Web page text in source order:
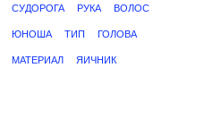
СУДОРОГА РУКА ВОЛОС
ЮНОША ТИП ГОЛОВА
МАТЕРИАЛ ЯИЧНИК